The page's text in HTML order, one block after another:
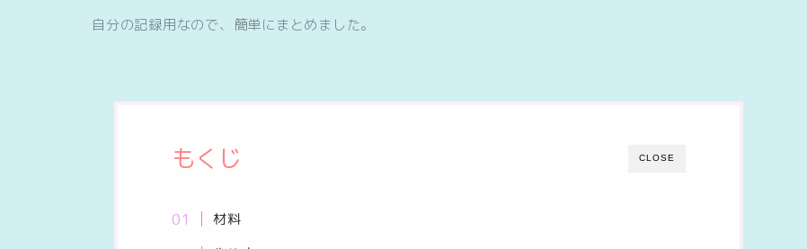
自分の記録用なので、簡単にまとめました。
CLOSE
もくじ
材料